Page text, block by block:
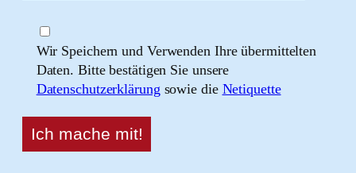
Wir Speichern und Verwenden Ihre übermittelten
Daten. Bitte bestätigen Sie unsere
Datenschutzerklärung sowie die Netiquette